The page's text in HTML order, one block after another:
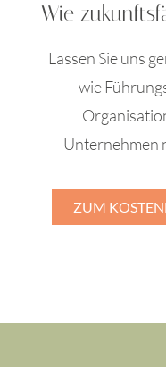
Wie
Lassen Sie uns
wie
Unternehmen
ZUM